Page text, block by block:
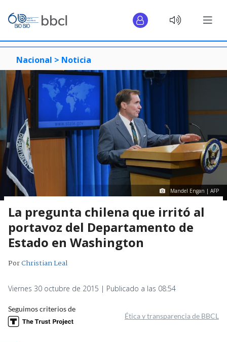
Nacional > Noticia
Mandel Engan | AFP
La pregunta chilena que irritó al
portavoz del Departamento de
Estado en Washington
PorChristian Leal
Viernes 30 octubre de 2015 | Publicado a las 08:54
Seguimos criterios de
Ética y transparencia de BBCL